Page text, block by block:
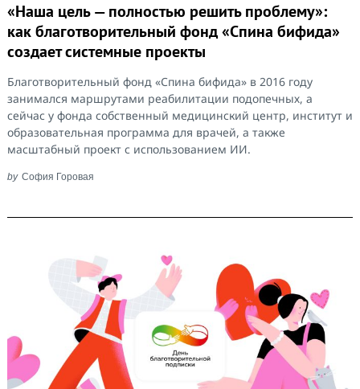
«Наша цель — полностью решить проблему»:
как благотворительный фонд «Спина бифида»
создает системные проекты
Благотворительный фонд «Спина бифида» в 2016 году
занимался маршрутами реабилитации подопечных, а
сейчас у фонда собственный медицинский центр, институт и
образовательная программа для врачей, а также
масштабный проект с использованием ИИ.
by София Горовая